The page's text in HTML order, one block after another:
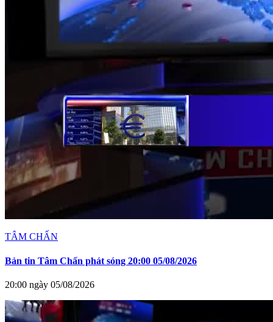
TÂM CHẤN
Bản tin Tâm Chấn phát sóng 20:00 05/08/2026
20:00 ngày 05/08/2026